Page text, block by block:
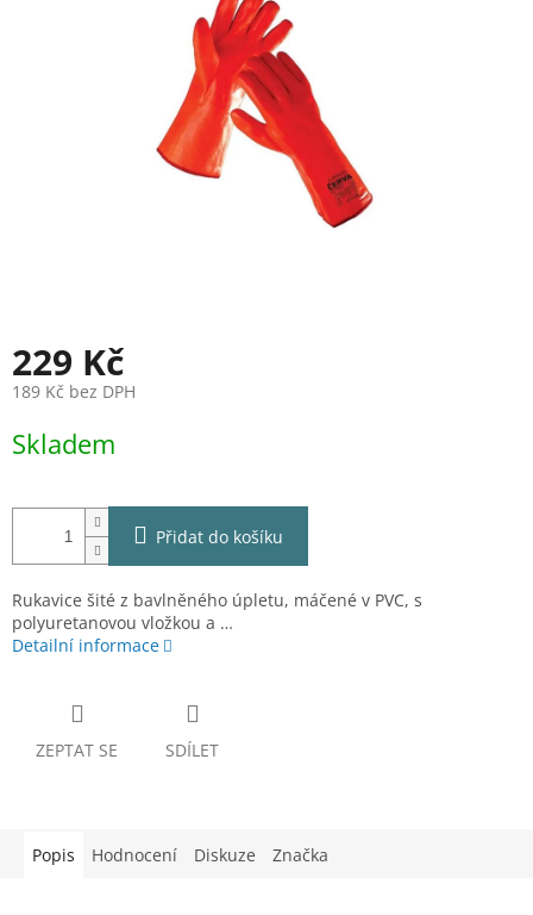
229 Kč
189 Kč bez DPH
cena:
Skladem
Přidat do košíku
Rukavice šité z bavlněného úpletu, máčené v PVC, s
polyuretanovou vložkou a …
Detailní informace
ZEPTAT SE SDÍLET
Popis Hodnocení Diskuze Značka